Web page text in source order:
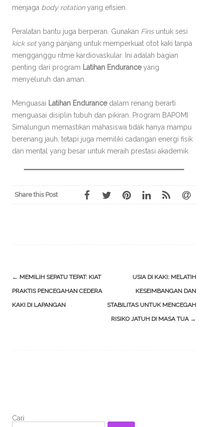
menjaga body rotationyang efisien.
Peralatan bantu juga berperan. Gunakan Finsuntuk sesi
kick setyang panjang untuk memperkuat otot kaki tanpa
mengganggu ritme kardiovaskular. Ini adalah bagian
penting dari program Latihan Enduranceyang
menyeluruh dan aman.
Menguasai Latihan Endurancedalam renang berarti
menguasai disiplin tubuh dan pikiran. Program BAPOMI
Simalungun memastikan mahasiswa tidak hanya mampu
berenang jauh, tetapi juga memiliki cadangan energi fisik
dan mental yang besar untuk meraih prestasi akademik.
Share this Post
Post
navigation
← MEMILIH SEPATU TEPAT: KIAT
PRAKTIS PENCEGAHAN CEDERA
KAKI DI LAPANGAN
USIA DI KAKI: MELATIH
KESEIMBANGAN DAN
STABILITAS UNTUK MENCEGAH
RISIKO JATUH DI MASA TUA →
Cari